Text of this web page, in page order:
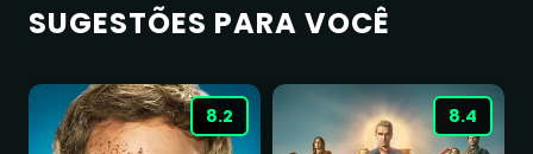
SUGESTÕES PARA VOCÊ
8.2 8.4